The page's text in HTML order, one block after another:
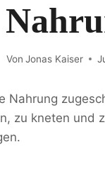
Von Jonas Kaiser
Nahrung
zu kneten und